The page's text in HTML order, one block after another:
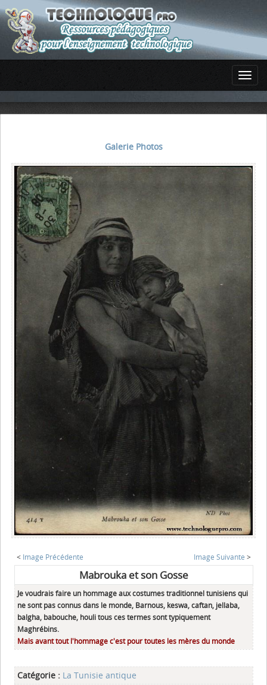
Galerie Photos
< Image Précédente Image Suivante >
Mabrouka et son Gosse
Je voudrais faire un hommage aux costumes traditionnel tunisiens qui
ne sont pas connus dans le monde, Barnous, keswa, caftan, jellaba,
balgha, babouche, houli tous ces termes sont typiquement
Maghrébins.
Mais avant tout l'hommage c'est pour toutes les mères du monde
Catégorie : La Tunisie antique